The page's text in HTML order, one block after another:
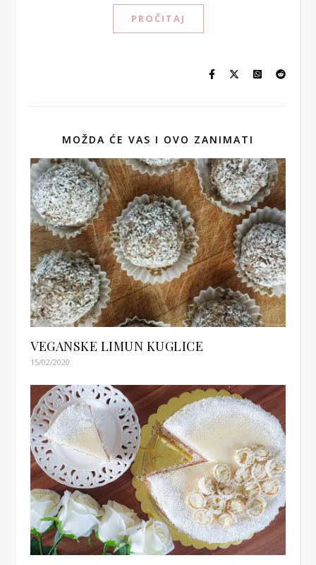
PROČITAJ
MOŽDA ĆE VAS I OVO ZANIMATI
VEGANSKE LIMUN KUGLICE
15/02/2020